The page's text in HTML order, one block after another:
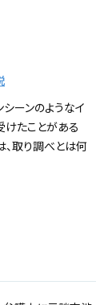
シーンのようなイ
けたことがある
、取り調べとは何